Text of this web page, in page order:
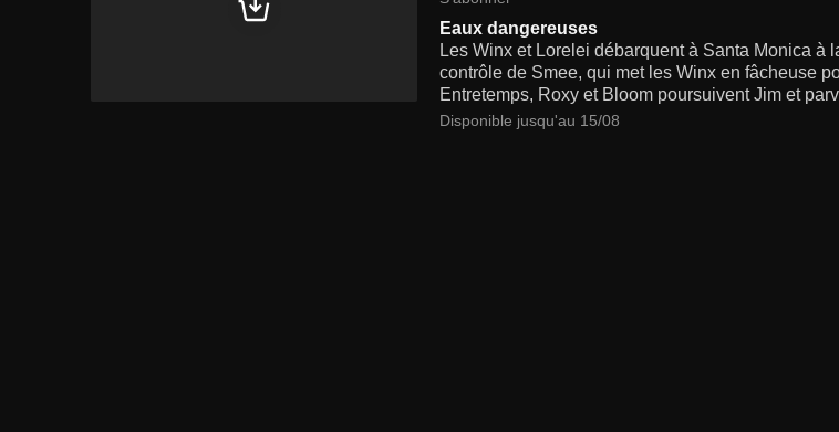
Eaux dangereuses
Les Winx et Lorelei débarquent à Santa Monica à
contrôle de Smee, qui met les Winx en fâcheuse
Entretemps, Roxy et Bloom poursuivent Jim et
Disponible jusqu'au 15/08